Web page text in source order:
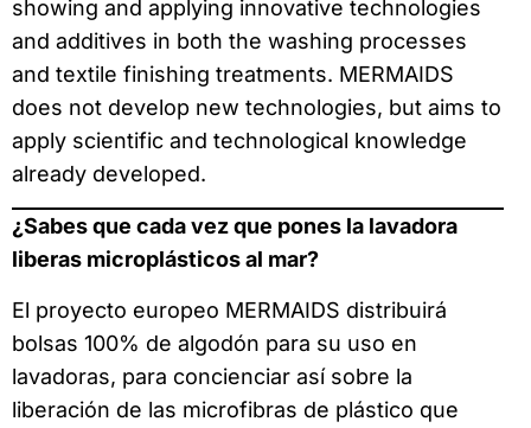
showing and applying innovative technologies
and additives in both the washing processes
and textile finishing treatments. MERMAIDS
does not develop new technologies, but aims to
apply scientific and technological knowledge
already developed.
¿Sabes que cada vez que pones la lavadora
liberas microplásticos al mar?
El proyecto europeo MERMAIDS distribuirá
bolsas 100% de algodón para su uso en
lavadoras, para concienciar así sobre la
liberación de las microfibras de plástico que